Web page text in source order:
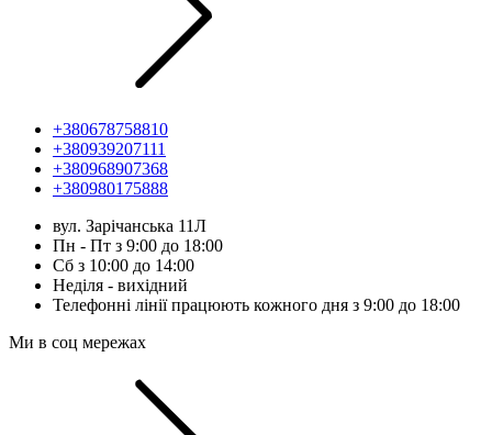
+380678758810
+380939207111
+380968907368
+380980175888
вул. Зарічанська 11Л
Пн - Пт з 9:00 до 18:00
Сб з 10:00 до 14:00
Неділя - вихідний
Телефонні лінії працюють кожного дня з 9:00 до 18:00
Ми в соц мережах